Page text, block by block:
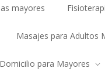
mayores
Masajes para Adultos
para Mayores